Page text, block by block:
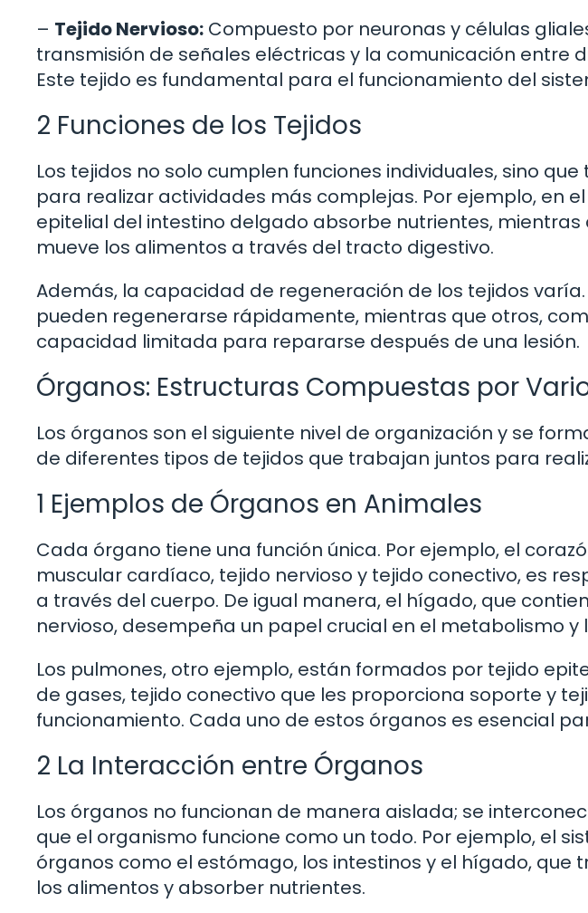
– Tejido Nervioso: Compuesto por neuronas y células
transmisión de señales eléctricas y la comunicación entre
Este tejido es fundamental para el funcionamiento del
2 Funciones de los Tejidos
Los tejidos no solo cumplen funciones individuales, sino
para realizar actividades más complejas. Por ejemplo, en
epitelial del intestino delgado absorbe nutrientes, mientras
mueve los alimentos a través del tracto digestivo.
Además, la capacidad de regeneración de los tejidos
pueden regenerarse rápidamente, mientras que otros,
capacidad limitada para repararse después de una lesión.
Órganos: Estructuras Compuestas por
Los órganos son el siguiente nivel de organización y se
de diferentes tipos de tejidos que trabajan juntos para
1 Ejemplos de Órganos en Animales
Cada órgano tiene una función única. Por ejemplo, el
muscular cardíaco, tejido nervioso y tejido conectivo, es
a través del cuerpo. De igual manera, el hígado, que
nervioso, desempeña un papel crucial en el metabolismo y
Los pulmones, otro ejemplo, están formados por tejido
de gases, tejido conectivo que les proporciona soporte y
funcionamiento. Cada uno de estos órganos es esencial
2 La Interacción entre Órganos
Los órganos no funcionan de manera aislada; se
que el organismo funcione como un todo. Por ejemplo, el
órganos como el estómago, los intestinos y el hígado,
los alimentos y absorber nutrientes.